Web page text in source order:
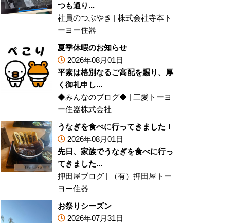
つも通り...
社員のつぶやき | 株式会社寺本ト
ーヨー住器
夏季休暇のお知らせ
2026年08月01日
平素は格別なるご高配を賜り、厚
く御礼申し...
◆みんなのブログ◆ | 三愛トーヨ
ー住器株式会社
うなぎを食べに行ってきました！
2026年08月01日
先日、家族でうなぎを食べに行っ
てきました...
押田屋ブログ |
（有）押田屋トー
ヨー住器
お祭りシーズン
2026年07月31日